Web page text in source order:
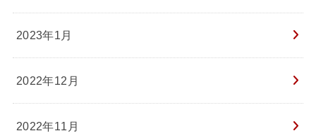
2023年1月
2022年12月
2022年11月